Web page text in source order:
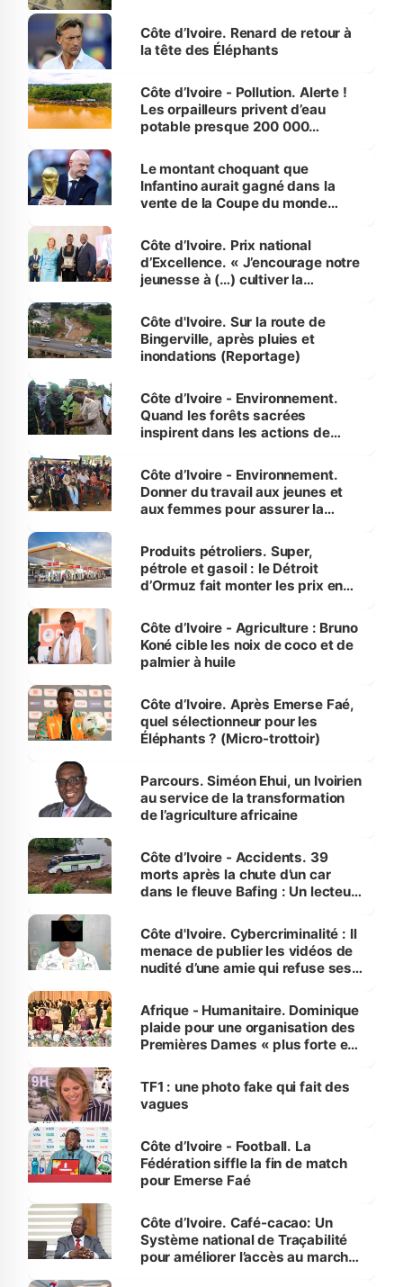
Côte d’Ivoire. Renard de retour à
la tête des Éléphants
Côte d’Ivoire - Pollution. Alerte !
Les orpailleurs privent d’eau
potable presque 200 000
Le montant choquant que
Infantino aurait gagné dans la
vente de la Coupe du monde
Côte d’Ivoire. Prix national
d’Excellence. « J’encourage notre
jeunesse à (…) cultiver la
(Alassane Ouattara
Côte d'Ivoire. Sur la route de
Bingerville, après pluies et
inondations (Reportage)
Côte d’Ivoire - Environnement.
Quand les forêts sacrées
inspirent dans les actions de
Côte d’Ivoire - Environnement.
Donner du travail aux jeunes et
aux femmes pour assurer la
menacées
Produits pétroliers. Super,
pétrole et gasoil : le Détroit
d’Ormuz fait monter les prix en
Côte d’Ivoire - Agriculture : Bruno
Koné cible les noix de coco et de
palmier à huile
Côte d’Ivoire. Après Emerse Faé,
quel sélectionneur pour les
Éléphants ? (Micro-trottoir)
Parcours. Siméon Ehui, un Ivoirien
au service de la transformation
de l’agriculture africaine
Côte d’Ivoire - Accidents. 39
morts après la chute d’un car
dans le fleuve Bafing : Un lecteur
des Transports
Côte d'Ivoire. Cybercriminalité : Il
menace de publier les vidéos de
nudité d’une amie qui refuse ses
Afrique - Humanitaire. Dominique
plaide pour une organisation des
Premières Dames « plus forte et
sur la scène internationale »
TF1 : une photo fake qui fait des
vagues
Côte d’Ivoire - Football. La
Fédération siffle la fin de match
pour Emerse Faé
Côte d’Ivoire. Café-cacao: Un
Système national de Traçabilité
pour améliorer l’accès au marché